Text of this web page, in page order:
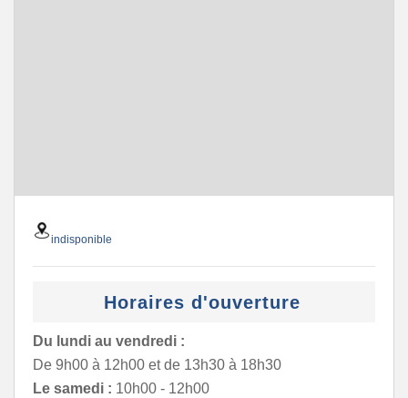
indisponible
Horaires d'ouverture
Du lundi au vendredi :
De 9h00 à 12h00 et de 13h30 à 18h30
Le samedi : 10h00 - 12h00